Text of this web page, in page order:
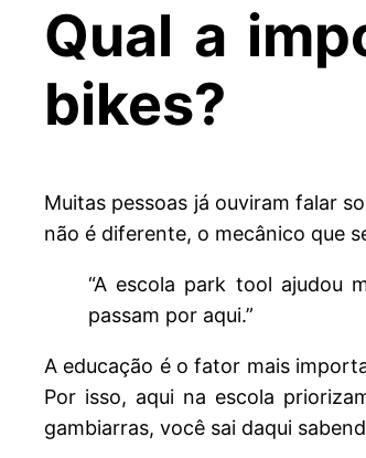
Qual a
bikes?
Muitas pessoas já ouviram falar
não é diferente, o mecânico que
“A escola park tool ajudou
passam por aqui.”
A educação é o fator mais
Por isso, aqui na escola
gambiarras, você sai daqui